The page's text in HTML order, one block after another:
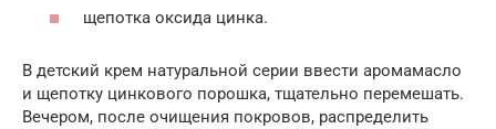
щепотка оксида цинка.
В детский крем натуральной серии ввести аромамасло
и щепотку цинкового порошка, тщательно перемешать.
Вечером, после очищения покровов, распределить